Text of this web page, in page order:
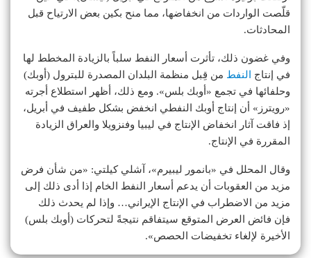
قلّصت الواردات من انخفاضها، مما منح بكين بعض الارتياح قبل
المحادثات.
وفي غضون ذلك، تأثرت أسعار النفط سلباً بالزيادة المخطط لها
في إنتاج
النفط من قِبل منظمة البلدان المصدرة للبترول (أوبك)
وحلفائها في تجمع «أوبك بلس». ومع ذلك، أظهر استطلاع أجرته
«رويترز» أن إنتاج أوبك النفطي انخفض بشكل طفيف في أبريل،
إذ فاقت آثار انخفاض الإنتاج في ليبيا وفنزويلا والعراق الزيادة
المقررة في الإنتاج.
وقال المحلل في «بانمور ليبيرم»، آشلي كيلتي: «من شأن فرض
مزيد من العقوبات أن يدعم أسعار النفط الخام إذا أدى ذلك إلى
مزيد من الاضطراب في الإنتاج الإيراني… وإذا لم يحدث ذلك
فإن فائض العرض المتوقع سيتفاقم نتيجةً لتحركات (أوبك بلس)
الأخيرة لإلغاء تخفيضات الحصص».